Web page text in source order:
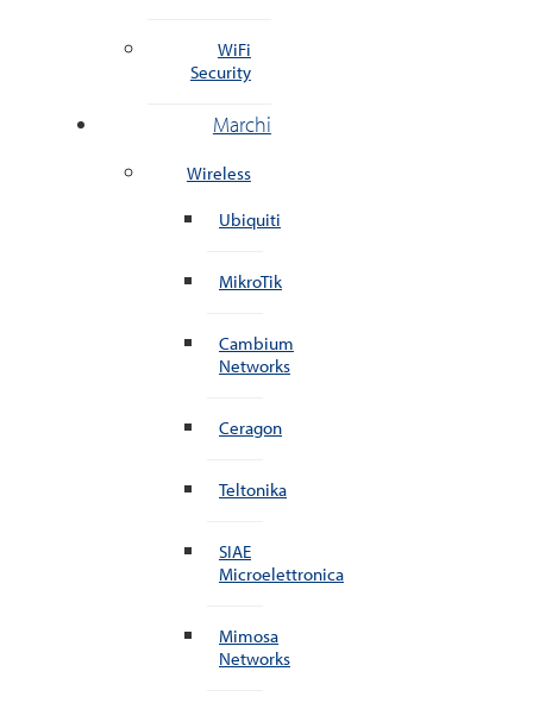
WiFi
Security
Marchi
Wireless
Ubiquiti
MikroTik
Cambium
Networks
Ceragon
Teltonika
SIAE
Microelettronica
Mimosa
Networks